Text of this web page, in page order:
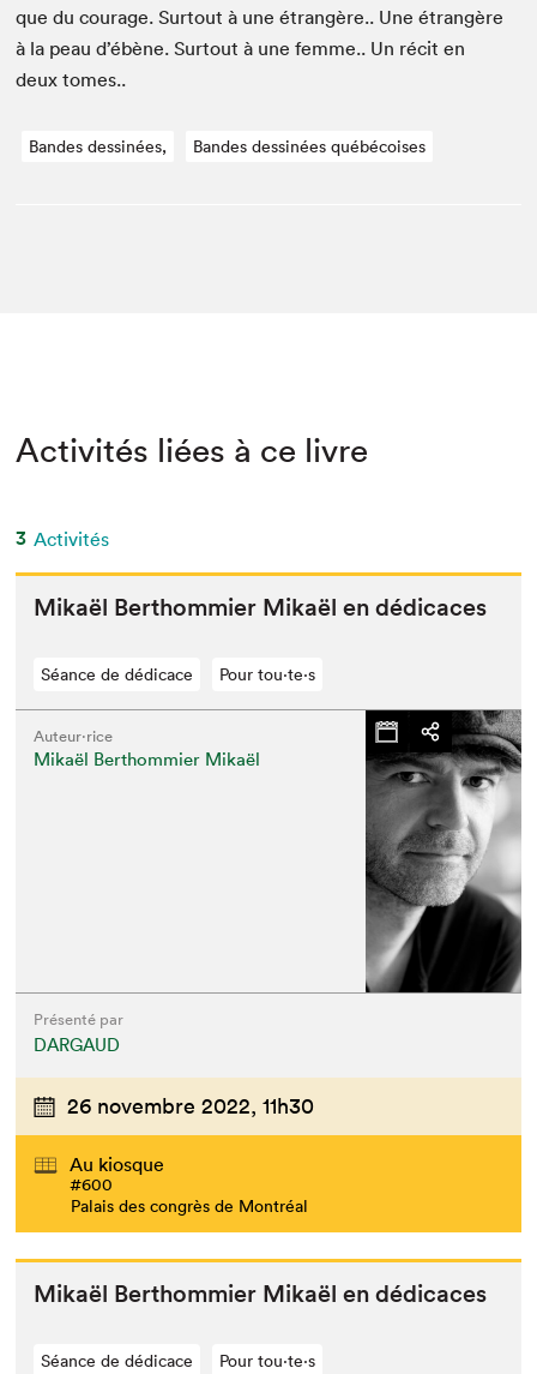
que du courage. Surtout à une étrangère.. Une étrangère
à la peau d’ébène. Surtout à une femme.. Un réc­it en
deux tomes..
Bandes dessinées, Bandes dessinées québécoises
Activités liées à ce livre
3 Activités
Mikaël Berthom­mi­er Mikaël en dédicaces
Séance de dédicace Pour tou⋅te⋅s
Auteur·rice
Mikaël Berthommier Mikaël
Présenté par
DARGAUD
26 novembre 2022, 11h30
Au kiosque
#600
Palais des congrès de Montréal
Mikaël Berthom­mi­er Mikaël en dédicaces
Séance de dédicace Pour tou⋅te⋅s